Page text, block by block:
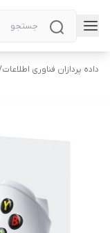
داده پردازان فناوری اطلاعات